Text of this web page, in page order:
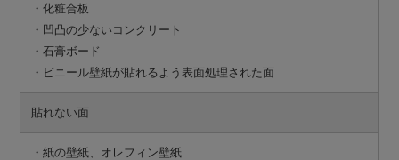
・化粧合板
・凹凸の少ないコンクリート
・石膏ボード
・ビニール壁紙が貼れるよう表面処理された面
貼れない面
・紙の壁紙、オレフィン壁紙